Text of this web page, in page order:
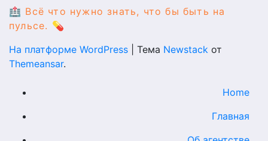
🏥 Всё что нужно знать, что бы быть на
пульсе. 💊
На платформе WordPress
Тема Newstack от
Themeansar.
Home
Главная